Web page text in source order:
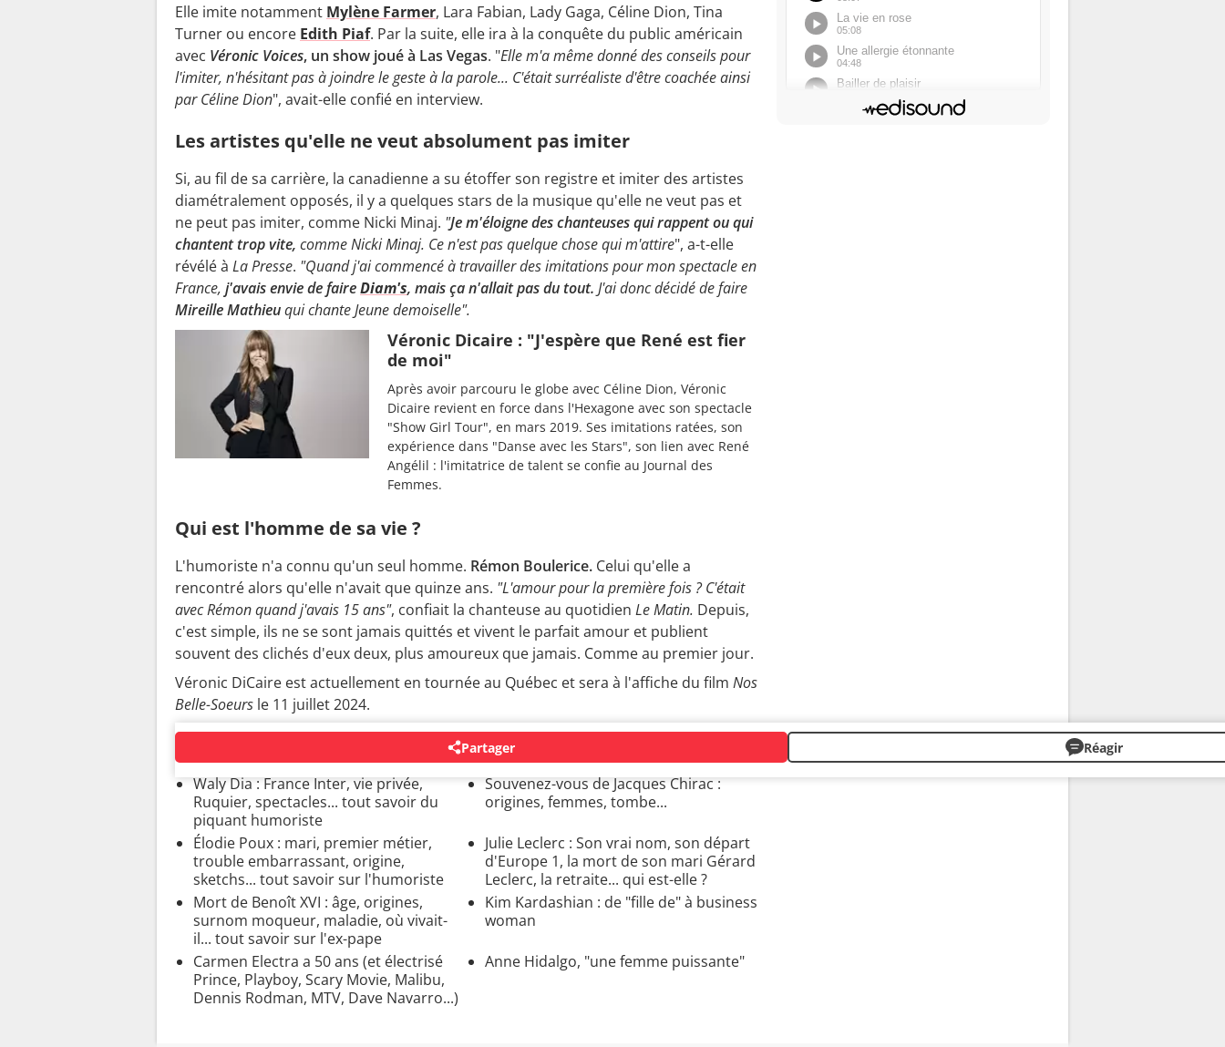
Elle imite notamment Mylène Farmer, Lara Fabian, Lady Gaga, Céline Dion, Tina
Turner ou encore Edith Piaf. Par la suite, elle ira à la conquête du public américain
avec Véronic Voices, un show joué à Las Vegas. "Elle m'a même donné des conseils pour
l'imiter, n'hésitant pas à joindre le geste à la parole... C'était surréaliste d'être coachée ainsi
par Céline Dion", avait-elle confié en interview.
Les artistes qu'elle ne veut absolument pas imiter
Si, au fil de sa carrière, la canadienne a su étoffer son registre et imiter des artistes
diamétralement opposés, il y a quelques stars de la musique qu'elle ne veut pas et
ne peut pas imiter, comme Nicki Minaj. "Je m'éloigne des chanteuses qui rappent ou qui
chantent trop vite, comme Nicki Minaj. Ce n'est pas quelque chose qui m'attire", a-t-elle
révélé à La Presse. "Quand j'ai commencé à travailler des imitations pour mon spectacle en
France, j'avais envie de faireDiam's, mais ça n'allait pas du tout. J'ai donc décidé de faire
Mireille Mathieuqui chante Jeune demoiselle".
Véronic Dicaire : "J'espère que René est fier
de moi"
Après avoir parcouru le globe avec Céline Dion, Véronic
Dicaire revient en force dans l'Hexagone avec son spectacle
"Show Girl Tour", en mars 2019. Ses imitations ratées, son
expérience dans "Danse avec les Stars", son lien avec René
Angélil : l'imitatrice de talent se confie au Journal des
Femmes.
Qui est l'homme de sa vie ?
L'humoriste n'a connu qu'un seul homme. Rémon Boulerice. Celui qu'elle a
rencontré alors qu'elle n'avait que quinze ans. "L'amour pour la première fois ? C'était
avec Rémon quand j'avais 15 ans", confiait la chanteuse au quotidien Le Matin. Depuis,
c'est simple, ils ne se sont jamais quittés et vivent le parfait amour et publient
souvent des clichés d'eux deux, plus amoureux que jamais. Comme au premier jour.
Véronic DiCaire est actuellement en tournée au Québec et sera à l'affiche du film Nos
Belle-Soeurs le 11 juillet 2024.
Partager Réagir
AUTRES PEOPLE
Waly Dia : France Inter, vie privée,
Ruquier, spectacles... tout savoir du
piquant humoriste
Souvenez-vous de Jacques Chirac :
origines, femmes, tombe...
Élodie Poux : mari, premier métier,
trouble embarrassant, origine,
sketchs... tout savoir sur l'humoriste
Julie Leclerc : Son vrai nom, son départ
d'Europe 1, la mort de son mari Gérard
Leclerc, la retraite... qui est-elle ?
Mort de Benoît XVI : âge, origines,
surnom moqueur, maladie, où vivait-
il... tout savoir sur l'ex-pape
Kim Kardashian : de "fille de" à business
woman
Carmen Electra a 50 ans (et électrisé
Prince, Playboy, Scary Movie, Malibu,
Dennis Rodman, MTV, Dave Navarro...)
Anne Hidalgo, "une femme puissante"